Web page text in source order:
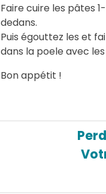
Faire cuire les pâtes
dedans.
Puis égouttez les et
dans la poele avec
Bon appétit !